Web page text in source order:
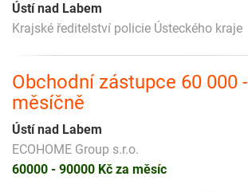
Ústí nad Labem
Krajské ředitelství policie Ústeckého kraje
Obchodní zástupce 60 000
měsíčně
Ústí nad Labem
ECOHOME Group s.r.o.
60000 - 90000 Kč za měsíc